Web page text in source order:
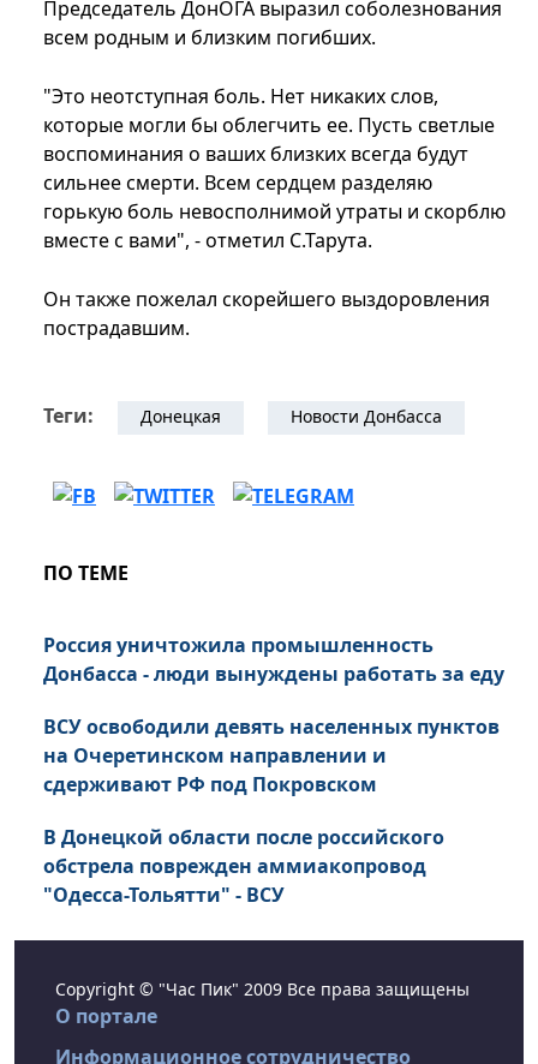
Председатель ДонОГА выразил соболезнования
всем родным и близким погибших.
"Это неотступная боль. Нет никаких слов,
которые могли бы облегчить ее. Пусть светлые
воспоминания о ваших близких всегда будут
сильнее смерти. Всем сердцем разделяю
горькую боль невосполнимой утраты и скорблю
вместе с вами", - отметил С.Тарута.
Он также пожелал скорейшего выздоровления
пострадавшим.
Теги: Донецкая Новости Донбасса
ПО ТЕМЕ
Россия уничтожила промышленность
Донбасса - люди вынуждены работать за еду
ВСУ освободили девять населенных пунктов
на Очеретинском направлении и
сдерживают РФ под Покровском
В Донецкой области после российского
обстрела поврежден аммиакопровод
"Одесса-Тольятти" - ВСУ
Copyright © "Час Пик" 2009 Все права защищены
О портале
Информационное сотрудничество